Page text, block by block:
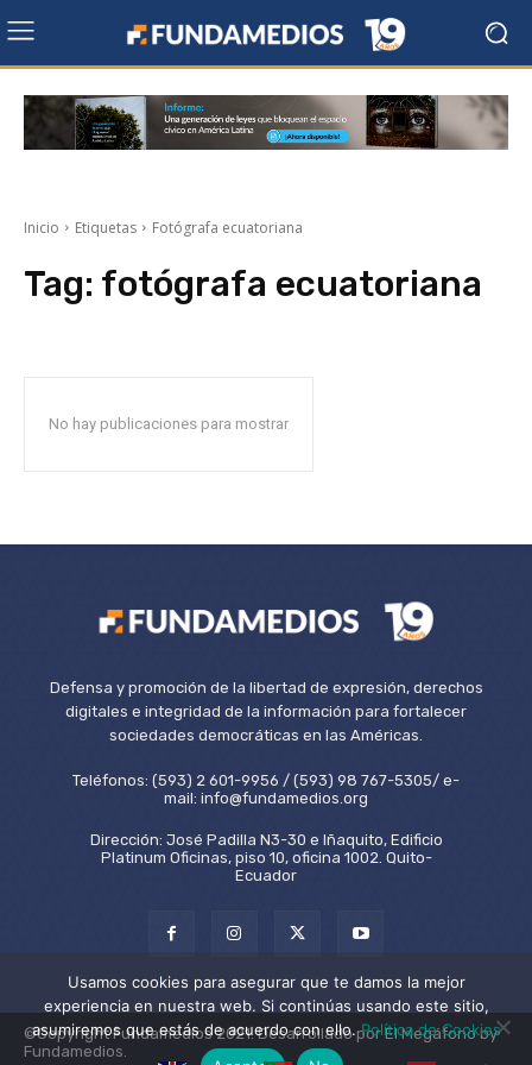
Inicio Etiquetas Fotógrafa ecuatoriana
Tag: fotógrafa ecuatoriana
No hay publicaciones para mostrar
Defensa y promoción de la libertad de expresión, derechos
digitales e integridad de la información para fortalecer
sociedades democráticas en las Américas.
Teléfonos: (593) 2 601-9956 / (593) 98 767-5305/ e-
mail: info@fundamedios.org
Dirección: José Padilla N3-30 e Iñaquito, Edificio
Platinum Oficinas, piso 10, oficina 1002. Quito-
Ecuador
©Copyright Fundamedios 2021. Desarrollado por El Megáfono by
Fundamedios.
Usamos cookies para asegurar que te damos la mejor
experiencia en nuestra web. Si continúas usando este sitio,
asumiremos que estás de acuerdo con ello.Política de Cookies